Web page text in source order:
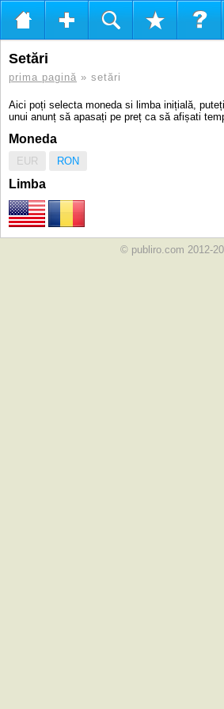
Setări
prima pagină » setări
Aici poți selecta moneda si limba inițială,
unui anunț să apasați pe preț ca să afișati
Moneda
EUR RON
Limba
© publiro.com 2012-